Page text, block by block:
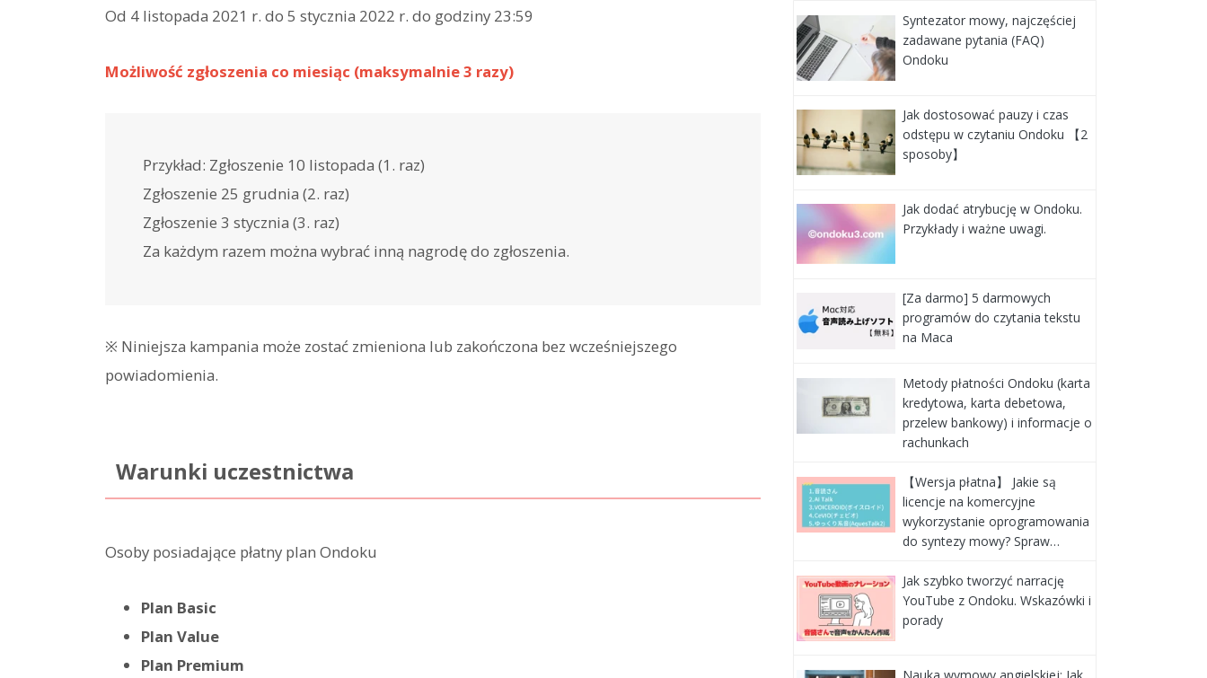
Od 4 listopada 2021 r. do 5 stycznia 2022 r. do godziny 23:59
Możliwość zgłoszenia co miesiąc (maksymalnie 3 razy)
Przykład: Zgłoszenie 10 listopada (1. raz)
Zgłoszenie 25 grudnia (2. raz)
Zgłoszenie 3 stycznia (3. raz)
Za każdym razem można wybrać inną nagrodę do zgłoszenia.
※ Niniejsza kampania może zostać zmieniona lub zakończona bez wcześniejszego
powiadomienia.
Warunki uczestnictwa
Osoby posiadające płatny plan Ondoku
Plan Basic
Plan Value
Plan Premium
Syntezator mowy, najczęściej
zadawane pytania (FAQ)
Ondoku
Jak dostosować pauzy i czas
odstępu w czytaniu Ondoku 【2
sposoby】
Jak dodać atrybucję w Ondoku.
Przykłady i ważne uwagi.
[Za darmo] 5 darmowych
programów do czytania tekstu
na Maca
Metody płatności Ondoku (karta
kredytowa, karta debetowa,
przelew bankowy) i informacje o
rachunkach
【Wersja płatna】 Jakie są
licencje na komercyjne
wykorzystanie oprogramowania
do syntezy mowy? Spraw…
Jak szybko tworzyć narrację
YouTube z Ondoku. Wskazówki i
porady